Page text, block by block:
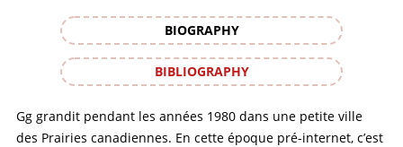
BIOGRAPHY
BIBLIOGRAPHY
Gg grandit pendant les années 1980 dans une petite ville
des Prairies canadiennes. En cette époque pré-internet, c’est